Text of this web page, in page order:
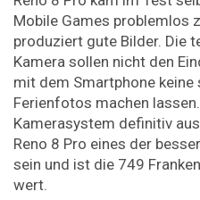
Mobile Games problemlos
produziert gute Bilder. Die
Kamera sollen nicht den
mit dem Smartphone
Ferienfotos machen
Kamerasystem definitiv
Reno 8 Pro eines der
sein und ist die 749
wert.